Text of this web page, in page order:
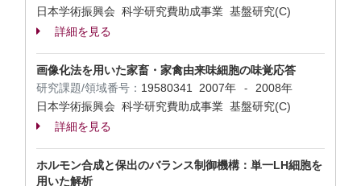
日本学術振興会 科学研究費助成事業 基盤研究(C)
詳細を見る
画像化法を用いた家畜・家禽由来味細胞の味覚応答
研究課題/領域番号： 19580341 2007年 -
2008年
日本学術振興会 科学研究費助成事業 基盤研究(C)
詳細を見る
ホルモン合成と保出のバランス制御機構：単一LH細胞を
用いた解析